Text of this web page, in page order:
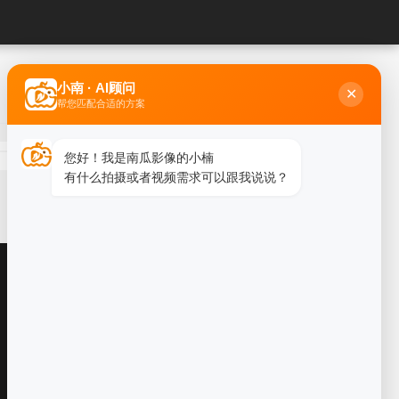
小南 · AI顾问
帮您匹配合适的方案
✕
您好！我是南瓜影像的小楠
有什么拍摄或者视频需求可以跟我说说？